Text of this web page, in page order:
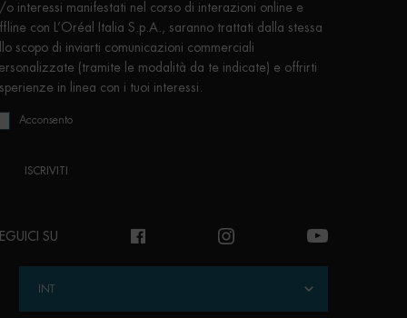
o interessi manifestati nel corso di interazioni online e
con L’Oréal Italia S.p.A., saranno trattati dalla stessa
scopo di inviarti comunicazioni commerciali
(tramite le modalità da te indicate) e offrirti
in linea con i tuoi interessi.
Acconsento
ISCRIVITI
SU
INT